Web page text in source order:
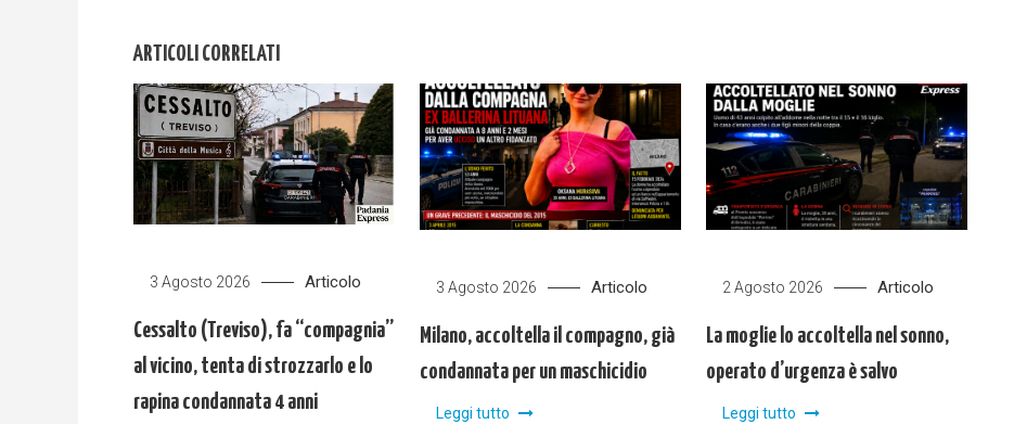
ARTICOLI CORRELATI
3 Agosto 2026 Articolo
Cessalto (Treviso), fa “compagnia”
al vicino, tenta di strozzarlo e lo
rapina condannata 4 anni
3 Agosto 2026 Articolo
Milano, accoltella il compagno, già
condannata per un maschicidio
Leggi tutto
2 Agosto 2026 Articolo
La moglie lo accoltella nel sonno,
operato d’urgenza è salvo
Leggi tutto